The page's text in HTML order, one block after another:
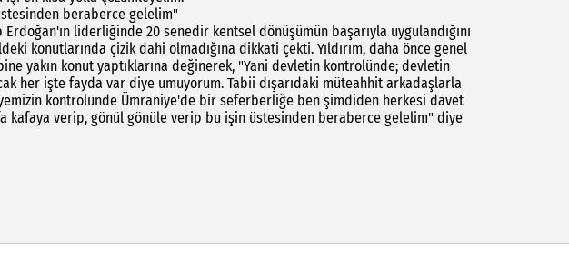
beraberce gelelim"
Erdoğan'ın liderliğinde 20 senedir kentsel dönüşümün başarıyla uygulandığını
konutlarında çizik dahi olmadığına dikkati çekti. Yıldırım, daha önce genel
yakın konut yaptıklarına değinerek, "Yani devletin kontrolünde; devletin
her işte fayda var diye umuyorum. Tabii dışarıdaki müteahhit arkadaşlarla
kontrolünde Ümraniye'de bir seferberliğe ben şimdiden herkesi davet
kafaya verip, gönül gönüle verip bu işin üstesinden beraberce gelelim" diye